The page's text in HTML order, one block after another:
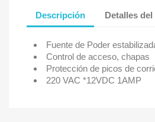
Descripción Detalles
Fuente de Poder
Control de acceso, chapas
Protección de picos de
220 VAC *12VDC 1AMP